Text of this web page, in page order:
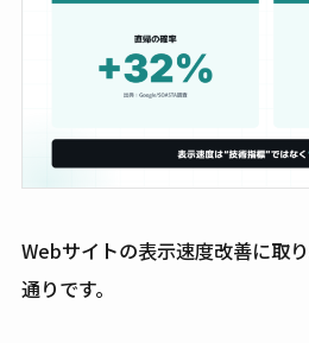
Webサイトの表示速度改善に取
通りです。